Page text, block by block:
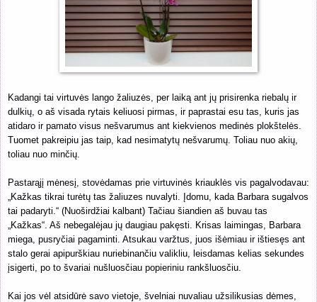
Kadangi tai virtuvės lango žaliuzės, per laiką ant jų prisirenka riebalų ir
dulkių, o aš visada rytais keliuosi pirmas, ir paprastai esu tas, kuris jas
atidaro ir pamato visus nešvarumus ant kiekvienos medinės plokštelės.
Tuomet pakreipiu jas taip, kad nesimatytų nešvarumų. Toliau nuo akių,
toliau nuo minčių.
Pastarąjį mėnesį, stovėdamas prie virtuvinės kriauklės vis pagalvodavau:
„Kažkas tikrai turėtų tas žaliuzes nuvalyti. Įdomu, kada Barbara sugalvos
tai padaryti.“ (Nuoširdžiai kalbant) Tačiau šiandien aš buvau tas
„Kažkas“. Aš nebegalėjau jų daugiau pakęsti. Krisas laimingas, Barbara
miega, pusryčiai pagaminti. Atsukau varžtus, juos išėmiau ir ištiesęs ant
stalo gerai apipurškiau nuriebinančiu valikliu, leisdamas kelias sekundes
įsigerti, po to švariai nušluosčiau popieriniu rankšluosčiu.
Kai jos vėl atsidūrė savo vietoje, švelniai nuvaliau užsilikusias dėmes,